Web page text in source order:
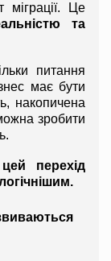
та
питання
має бути
накопичена
зробити
перехід